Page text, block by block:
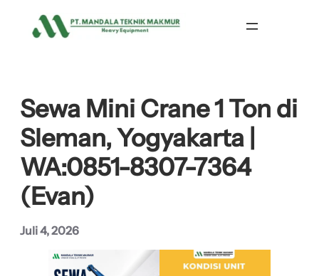
Sewa Mini Crane 1 Ton di
Sleman, Yogyakarta |
WA:0851-8307-7364
(Evan)
Juli 4, 2026